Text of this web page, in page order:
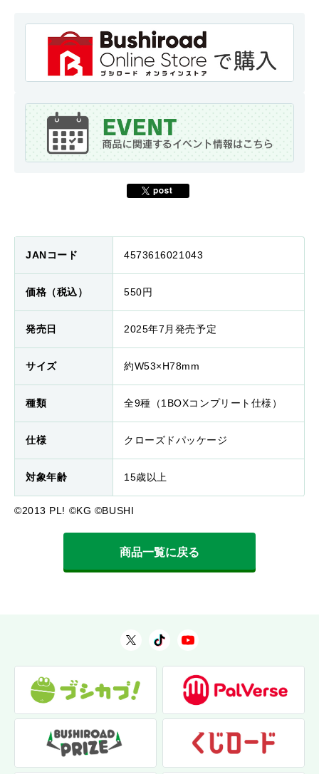
JANコード 4573616021043
価格（税込） 550円
発売日 2025年7月発売予定
サイズ 約W53×H78mm
種類 全9種（1BOXコンプリート仕様）
仕様 クローズドパッケージ
対象年齢 15歳以上
©2013 PL! ©KG ©BUSHI
商品一覧に戻る